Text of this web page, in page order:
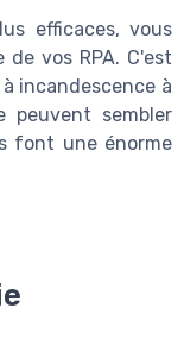
efficaces, vous
vos RPA. C'est
incandescence à
peuvent sembler
font une énorme